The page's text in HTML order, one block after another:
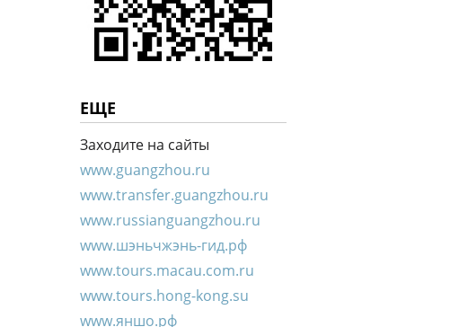
ЕЩЕ
Заходите на сайты
www.guangzhou.ru
www.transfer.guangzhou.ru
www.russianguangzhou.ru
www.шэньчжэнь-гид.рф
www.tours.macau.com.ru
www.tours.hong-kong.su
www.яншо.рф